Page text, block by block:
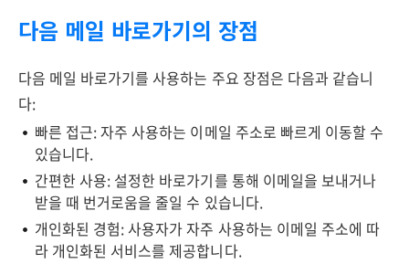
다음 메일 바로가기의 장점
다음 메일 바로가기를 사용하는 주요 장점은 다음과 같습니
다:
빠른 접근: 자주 사용하는 이메일 주소로 빠르게 이동할 수
있습니다.
간편한 사용: 설정한 바로가기를 통해 이메일을 보내거나
받을 때 번거로움을 줄일 수 있습니다.
개인화된 경험: 사용자가 자주 사용하는 이메일 주소에 따
라 개인화된 서비스를 제공합니다.